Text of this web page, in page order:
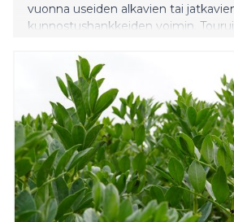
vuonna useiden alkavien tai
kunnostushankkeiden voimin.
aloitetaan asteittain toteuttamaan,
toimii edelleen Keurusselän
järvien hoitoyhdistykset jatkavat
lukuisat padonpurkuhankkeet
virtavesissä etenevät.